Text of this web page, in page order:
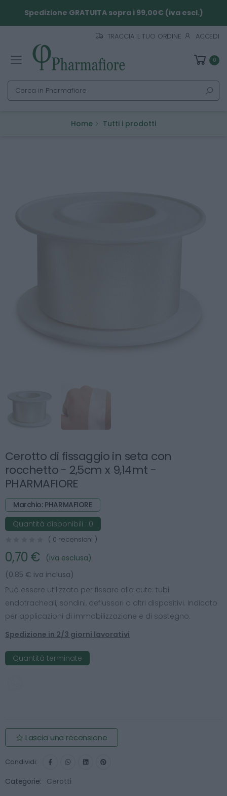
Spedizione GRATUITA sopra i 99,00€ (iva escl.)
TRACCIA IL TUO ORDINE ACCEDI
Toggle mobile menu 0
Cerca
Home Tutti i prodotti
Cerotto di fissaggio in seta con
rocchetto - 2,5cm x 9,14mt -
PHARMAFIORE
Marchio: PHARMAFIORE
Quantità disponibili : 0
( 0 recensioni )
0,70 €
(iva esclusa)
(0.85 € iva inclusa)
Può essere utilizzato per fissare alla cute: tubi
endotracheali, sondini, deflussori o altri dispositivi. Indicato
per applicazioni di immobilizzazione e di sostegno.
Spedizione in 2/3 giorni lavorativi
Quantità terminate
Lascia una recensione
Condividi:
Categorie: Cerotti